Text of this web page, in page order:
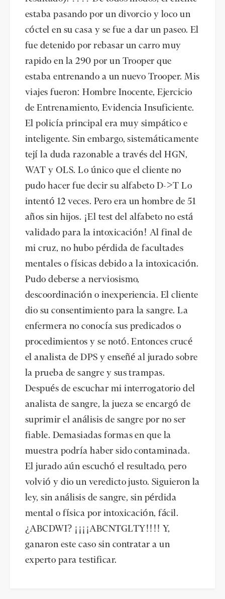
estaba pasando por un divorcio y loco un
cóctel en su casa y se fue a dar un paseo. El
fue detenido por rebasar un carro muy
rapido en la 290 por un Trooper que
estaba entrenando a un nuevo Trooper. Mis
viajes fueron: Hombre Inocente, Ejercicio
de Entrenamiento, Evidencia Insuficiente.
El policía principal era muy simpático e
inteligente. Sin embargo, sistemáticamente
tejí la duda razonable a través del HGN,
WAT y OLS. Lo único que el cliente no
pudo hacer fue decir su alfabeto D->T Lo
intentó 12 veces. Pero era un hombre de 51
años sin hijos. ¡El test del alfabeto no está
validado para la intoxicación! Al final de
mi cruz, no hubo pérdida de facultades
mentales o físicas debido a la intoxicación.
Pudo deberse a nerviosismo,
descoordinación o inexperiencia. El cliente
dio su consentimiento para la sangre. La
enfermera no conocía sus predicados o
procedimientos y se notó. Entonces crucé
el analista de DPS y enseñé al jurado sobre
la prueba de sangre y sus trampas.
Después de escuchar mi interrogatorio del
analista de sangre, la jueza se encargó de
suprimir el análisis de sangre por no ser
fiable. Demasiadas formas en que la
muestra podría haber sido contaminada.
El jurado aún escuchó el resultado, pero
volvió y dio un veredicto justo. Siguieron la
ley, sin análisis de sangre, sin pérdida
mental o física por intoxicación, fácil.
¿ABCDWI? ¡¡¡¡ABCNTGLTY!!!! Y,
ganaron este caso sin contratar a un
experto para testificar.